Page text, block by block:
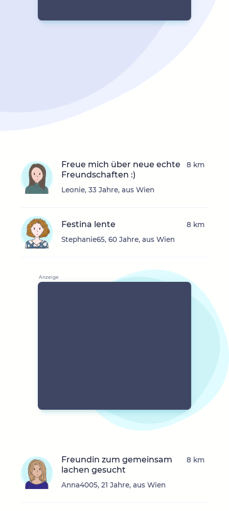
Freue mich über neue echte
Freundschaften :)
Leonie, 33 Jahre, aus Wien
8 km
Festina lente
Stephanie65, 60 Jahre, aus Wien
8 km
Freundin zum gemeinsam
lachen gesucht
Anna4005, 21 Jahre, aus Wien
8 km